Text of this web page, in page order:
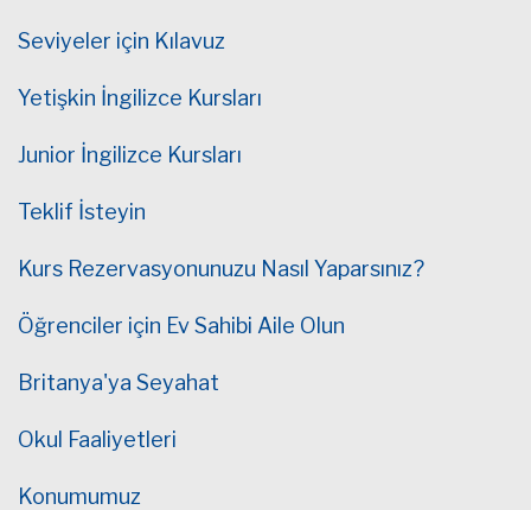
Seviyeler için Kılavuz
Yetişkin İngilizce Kursları
Junior İngilizce Kursları
Teklif İsteyin
Kurs Rezervasyonunuzu Nasıl Yaparsınız?
Öğrenciler için Ev Sahibi Aile Olun
Britanya'ya Seyahat
Okul Faaliyetleri
Konumumuz